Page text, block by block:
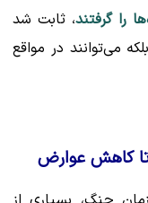
را گرفتند، ثابت شد
می‌توانند در مواقع
تا کاهش عوارض